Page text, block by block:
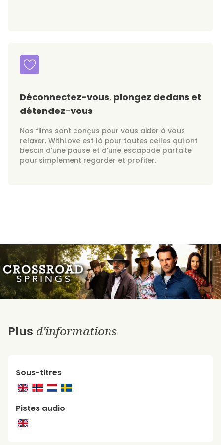
Déconnectez-vous, plongez dedans et
détendez-vous
Nos films sont conçus pour vous aider à vous
relaxer. WithLove est là pour toutes celles qui ont
besoin d’une pause et d’une escapade parfaite
pour simplement regarder et profiter.
Plus d'informations
Sous-titres
Pistes audio